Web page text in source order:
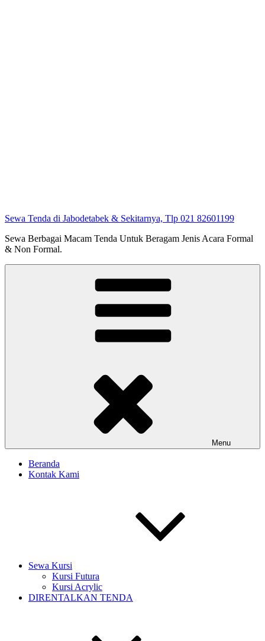
Sewa Tenda di Jabodetabek & Sekitarnya, Tlp 021 82601199
Sewa Berbagai Macam Tenda Untuk Beragam Jenis Acara Formal
& Non Formal.
Menu
Beranda
Kontak Kami
Sewa Kursi
Kursi Futura
Kursi Acrylic
DIRENTALKAN TENDA